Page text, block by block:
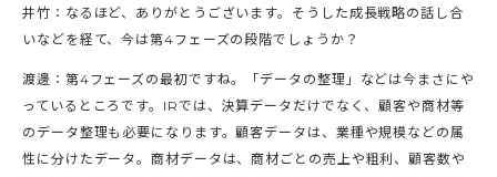
井竹：なるほど、ありがとうございます。そうした成長戦略の話し合
いなどを経て、今は第4フェーズの段階でしょうか？
渡邊：第4フェーズの最初ですね。「データの整理」などは今まさにや
っているところです。IRでは、決算データだけでなく、顧客や商材等
のデータ整理も必要になります。顧客データは、業種や規模などの属
性に分けたデータ。商材データは、商材ごとの売上や粗利、顧客数や